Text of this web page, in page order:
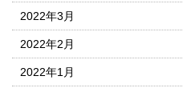
2022年3月
2022年2月
2022年1月